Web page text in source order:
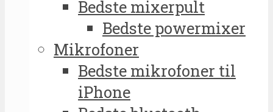
Bedste mixerpult
Bedste powermixer
Mikrofoner
Bedste mikrofoner til
iPhone